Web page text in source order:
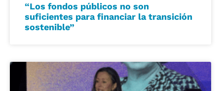
“Los fondos públicos no son
suficientes para financiar la transición
sostenible”